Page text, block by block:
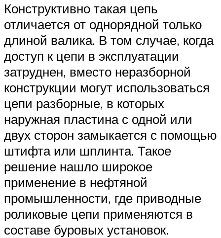
Конструктивно такая цепь
отличается от однорядной только
длиной валика. В том случае, когда
доступ к цепи в эксплуатации
затруднен, вместо неразборной
конструкции могут использоваться
цепи разборные, в которых
наружная пластина с одной или
двух сторон замыкается с помощью
штифта или шплинта. Такое
решение нашло широкое
применение в нефтяной
промышленности, где приводные
роликовые цепи применяются в
составе буровых установок.